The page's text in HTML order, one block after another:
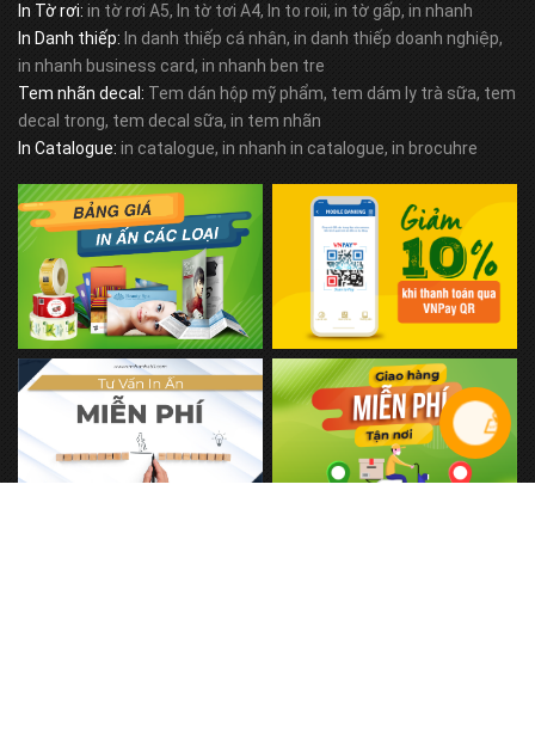
In Tờ rơi: in tờ rơi A5, In tờ tơi A4, In to roii, in tờ gấp, in nhanh
In Danh thiếp: In danh thiếp cá nhân, in danh thiếp doanh nghiệp,
in nhanh business card, in nhanh ben tre
Tem nhãn decal: Tem dán hộp mỹ phẩm, tem dám ly trà sữa, tem
decal trong, tem decal sữa, in tem nhãn
In Catalogue: in catalogue, in nhanh in catalogue, in brocuhre
Liên hệ